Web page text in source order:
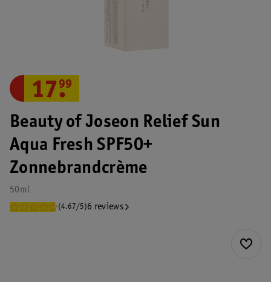
Beauty of Joseon Relief Sun
Aqua Fresh SPF50+
Zonnebrandcrème
50ml
(4.67/5)6 reviews
17.
99